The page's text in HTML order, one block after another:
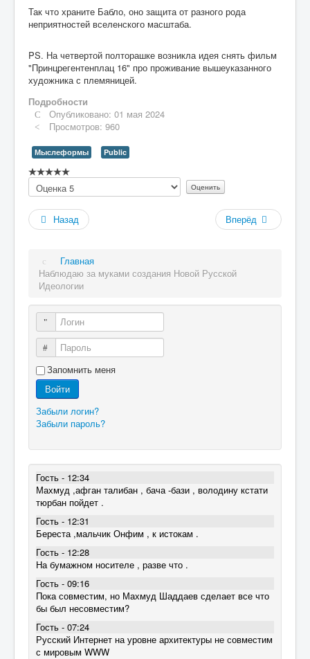
Так что храните Бабло, оно защита от разного рода
неприятностей вселенского масштаба.
PS. На четвертой полторашке возникла идея снять фильм
"Принцрегентенплац 16" про проживание вышеуказанного
художника с племяницей.
Подробности
Опубликовано: 01 мая 2024
Просмотров: 960
Мыслеформы Public
Рейтинг:
/
Пожалуйста,
оцените
Назад
Вперёд
Главная
Наблюдаю за муками создания Новой Русской
Идеологии
Логин
Пароль
Запомнить меня
Войти
Забыли логин?
Забыли пароль?
Гость - 12:34
Махмуд ,афган талибан , бача -бази , володину кстати
тюрбан пойдет .
Гость - 12:31
Береста ,мальчик Онфим , к истокам .
Гость - 12:28
На бумажном носителе , разве что .
Гость - 09:16
Пока совместим, но Махмуд Шаддаев сделает все что
бы был несовместим?
Гость - 07:24
Русский Интернет на уровне архитектуры не совместим
с мировым WWW